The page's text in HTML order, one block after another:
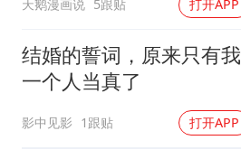
天鹅漫画说 5跟贴 打开APP
结婚的誓词，原来只有我
一个人当真了
影中见影 1跟贴 打开APP